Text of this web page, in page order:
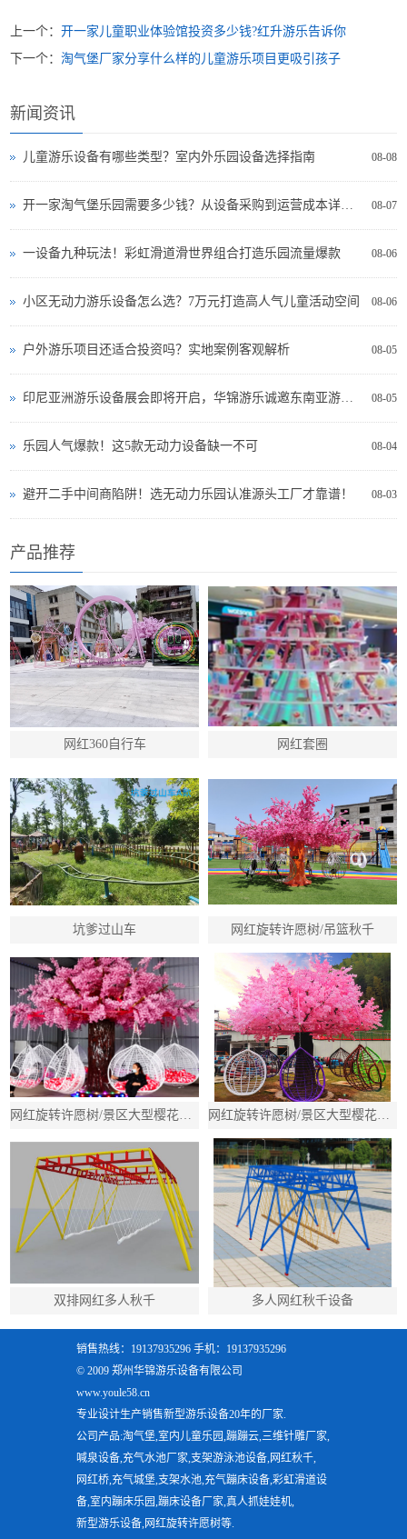
上一个：开一家儿童职业体验馆投资多少钱?红升游乐告诉你
下一个：淘气堡厂家分享什么样的儿童游乐项目更吸引孩子
新闻资讯
08-08
儿童游乐设备有哪些类型？室内外乐园设备选择指南
08-07
开一家淘气堡乐园需要多少钱？从设备采购到运营成本详细分析
08-06
一设备九种玩法！彩虹滑道滑世界组合打造乐园流量爆款
08-06
小区无动力游乐设备怎么选？7万元打造高人气儿童活动空间
08-05
户外游乐项目还适合投资吗？实地案例客观解析
08-05
印尼亚洲游乐设备展会即将开启，华锦游乐诚邀东南亚游乐投资者现场交流
08-04
乐园人气爆款！这5款无动力设备缺一不可
08-03
避开二手中间商陷阱！选无动力乐园认准源头工厂才靠谱！
产品推荐
网红360自行车 网红套圈
坑爹过山车 网红旋转许愿树/吊篮秋千
网红旋转许愿树/景区大型樱花树秋千/吊篮多人旋转秋千 网红旋转许愿树/景区大型樱花树秋千/吊篮多人旋转秋千
双排网红多人秋千 多人网红秋千设备
销售热线：19137935296 手机：19137935296
© 2009 郑州华锦游乐设备有限公司
www.youle58.cn
专业设计生产销售新型游乐设备20年的厂家.
公司产品:淘气堡,室内儿童乐园,蹦蹦云,三维针雕厂家,
喊泉设备,充气水池厂家,支架游泳池设备,网红秋千,
网红桥,充气城堡,支架水池,充气蹦床设备,彩虹滑道设
备,室内蹦床乐园,蹦床设备厂家,真人抓娃娃机,
新型游乐设备,网红旋转许愿树等.